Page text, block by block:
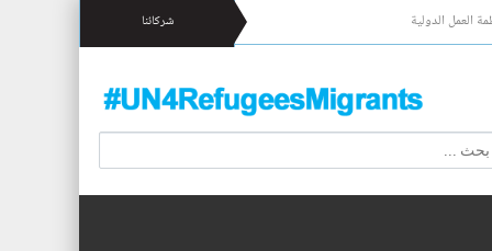
العمل الدولية شركائنا